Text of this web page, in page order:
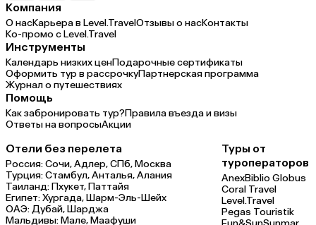
Компания
О насКарьера в Level.TravelОтзывы о насКонтакты
Ко-промо с Level.Travel
Инструменты
Календарь низких ценПодарочные сертификаты
Оформить тур в рассрочкуПартнерская программа
Журнал о путешествиях
Помощь
Как забронировать тур?Правила въезда и визы
Ответы на вопросыАкции
Отели без перелета
Россия:Сочи,Адлер,СПб,Москва
Турция:Стамбул,Анталья,Алания
Таиланд:Пхукет,Паттайя
Египет:Хургада,Шарм-Эль-Шейх
ОАЭ:Дубай,Шарджа
Мальдивы:Мале,Маафуши
Туры от
туроператоров
AnexBiblio Globus
Coral Travel
Level.Travel
Pegas Touristik